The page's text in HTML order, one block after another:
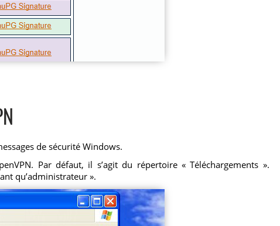
de sécurité Windows.
Par défaut, il s’agit du répertoire « Téléchargements ».
qu’administrateur ».